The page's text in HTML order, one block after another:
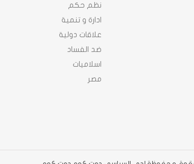
نظم حكم
ادارة و تنمية
علاقات دولية
ضد الفساد
اسلاميات
مصر